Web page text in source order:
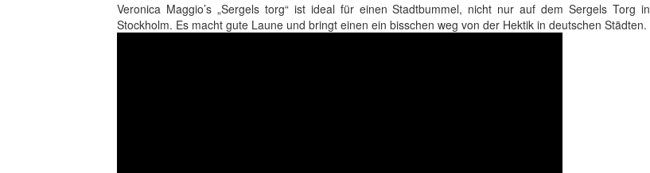
Veronica Maggio’s „Sergels torg“ ist ideal für einen Stadtbummel, nicht nur auf dem Sergels Torg in
Stockholm. Es macht gute Laune und bringt einen ein bisschen weg von der Hektik in deutschen Städten.